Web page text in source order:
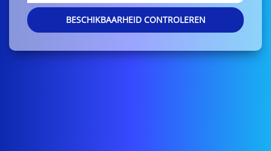
BESCHIKBAARHEID CONTROLEREN